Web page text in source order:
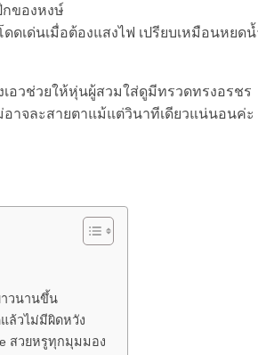
กของหงษ์
ดเด่นเมื่อต้องแสงไฟ เปรียบเหมือนหย
เอวช่วยให้หุ่นผู้สวมใส่ดูมีทรวดทรงอรชร
อาจละสายตาแม้แต่วินาทีเดียวแน่นอนค่ะ
าวนานขึ้น
ล้วไม่มีผิดหวัง
สวยหรูทุกมุมมอง